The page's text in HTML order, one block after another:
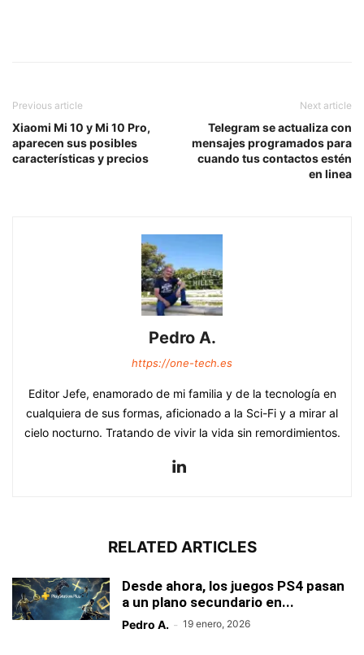
Previous article
Xiaomi Mi 10 y Mi 10 Pro,
aparecen sus posibles
características y precios
Next article
Telegram se actualiza con
mensajes programados para
cuando tus contactos estén
en linea
Pedro A.
https://one-tech.es
Editor Jefe, enamorado de mi familia y de la tecnología en
cualquiera de sus formas, aficionado a la Sci-Fi y a mirar al
cielo nocturno. Tratando de vivir la vida sin remordimientos.
RELATED ARTICLES
Desde ahora, los juegos PS4 pasan
a un plano secundario en...
Pedro A. - 19 enero, 2026